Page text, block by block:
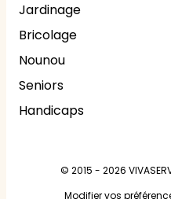
Jardinage
Bricolage
Nounou
Seniors
Handicaps
© 2015 - 2026
Modifier vos